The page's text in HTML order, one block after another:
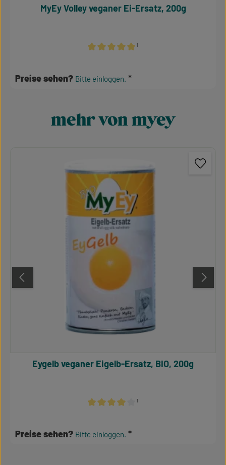
¹
MyEy Volley veganer Ei-Ersatz, 200g
Preise sehen? Bitte einloggen.
Produktgalerie überspringen
mehr von myey
¹
Eygelb veganer Eigelb-Ersatz, BIO, 200g
Preise sehen? Bitte einloggen.